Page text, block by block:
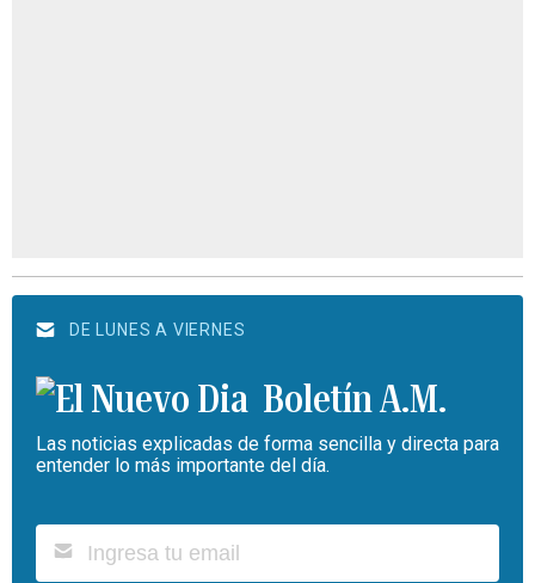
DE LUNES A VIERNES
Boletín A.M.
Las noticias explicadas de forma sencilla y directa para
entender lo más importante del día.